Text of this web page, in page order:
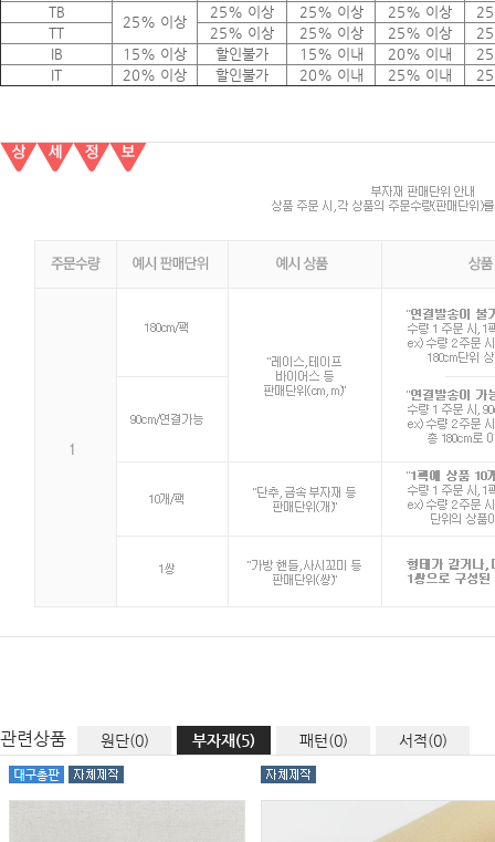
TB
25% 이상
25% 이상 25% 이상 25% 이상
TT
25% 이상 25% 이상 25% 이상
IB
15% 이상 할인불가 15% 이내 20% 이내
IT
20% 이상 할인불가 20% 이내 25% 이내
관련상품 원단(0) 부자재(5) 패턴(0) 서적(0)